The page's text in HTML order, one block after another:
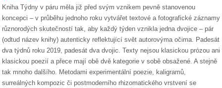
Kniha Týdny v páru měla již před svým vznikem pevně stanovenou
koncepci – v průběhu jednoho roku vytvářet textové a fotografické záznamy
různorodých skutečností tak, aby každý týden vznikla jedna dvojice – pár
(odtud název knihy) autenticky reflektující svět autorovýma očima. Padesát
dva týdnů roku 2019, padesát dva dvojic. Texty nejsou klasickou prózou ani
klasickou poezií a přece mají obě dvě kategorie v sobě obsažené. A stejně
tak mnoho dalšího. Metodami experimentální poezie, kaligramů,
surreálných kompozic či postmoderního rhizomatického vrstvení se